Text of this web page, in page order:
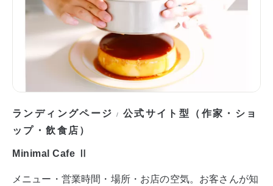
ランディングページ / 公式サイト型（作家・ショ
ップ・飲食店）
Minimal Cafe Ⅱ
メニュー・営業時間・場所・お店の空気。お客さんが知